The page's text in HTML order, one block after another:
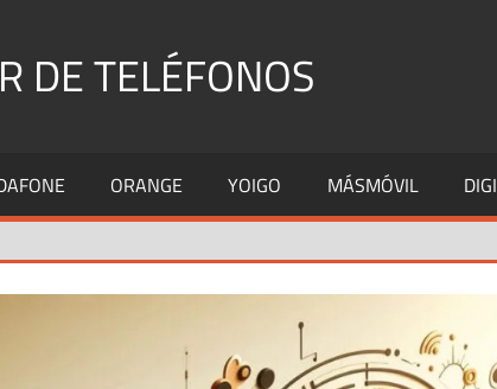
DE TELÉFONOS
ORANGE YOIGO MÁSMÓVIL